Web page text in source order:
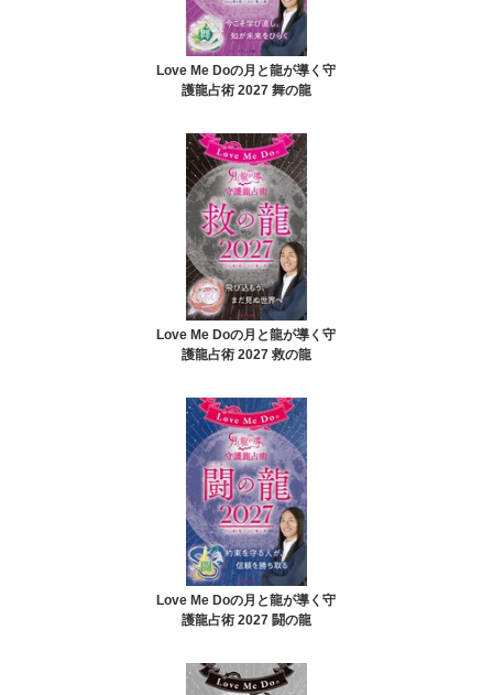
Love Me Doの月と龍が導く守
護龍占術 2027 舞の龍
Love Me Doの月と龍が導く守
護龍占術 2027 救の龍
Love Me Doの月と龍が導く守
護龍占術 2027 闘の龍